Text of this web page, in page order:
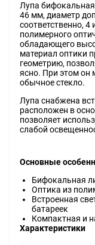
Лупа
46 мм, диаметр
соответственно,
полимерного
обладающего
материал оптики
геометрию,
ясно. При этом он
обычное стекло.
Лупа снабжена
расположен в
позволяет
слабой
Основные
Бифокальная
Оптика из
Встроенная
батареек
Компактная и
Характеристики